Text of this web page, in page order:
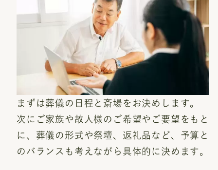
まずは葬儀の日程と斎場をお決めします。
次にご家族や故人様のご希望やご要望をもと
に、葬儀の形式や祭壇、返礼品など、予算と
のバランスも考えながら具体的に決めます。